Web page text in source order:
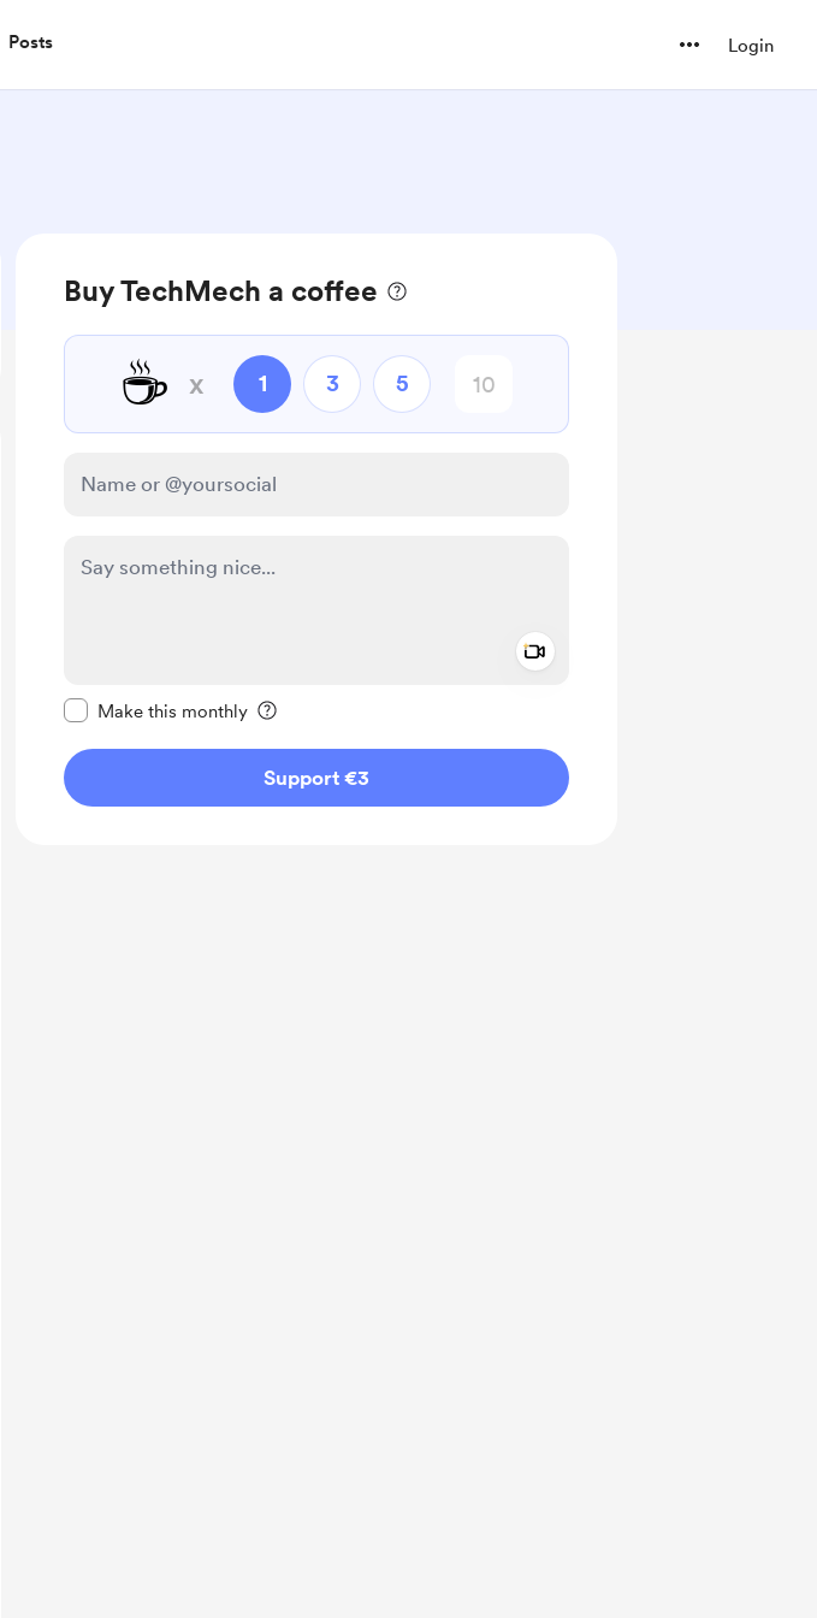
Posts Login
Buy TechMech a coffee
☕ x 1 3 5
Make this monthly
Support €3